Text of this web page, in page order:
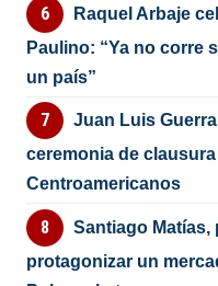
Raquel Arbaje
Paulino: “Ya no corre
un país”
Juan Luis
ceremonia de
Centroamericanos
Santiago Matías,
protagonizar un